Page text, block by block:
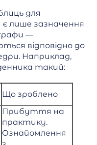
для
є лише зазначення
—
відповідно до
Наприклад,
такий:
Що зроблено
Прибуття на
практику.
Ознайомлення